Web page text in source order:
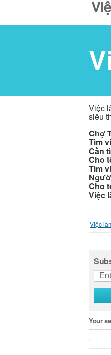
Việc
siêu
Chợ
Tìm
Cần
Cho
Tìm
Cho
Việc
Việc
Your